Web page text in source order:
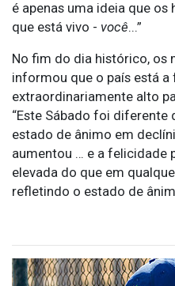
é apenas uma ideia que
que está vivo - você...”
No fim do dia histórico, os
informou que o país está
extraordinariamente alto
“Este Sábado foi diferente
estado de ânimo em
aumentou … e a felicidade
elevada do que em
refletindo o estado de